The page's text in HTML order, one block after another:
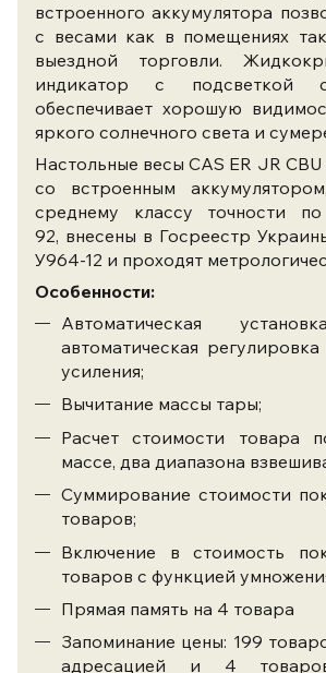
встроенного аккумулятора
с весами как в помещениях
выездной торговли.
индикатор с подсветкой
обеспечивает хорошую
яркого солнечного света и
Настольные весы CAS ER JR CBU
со встроенным
среднему классу точности
92, внесены в Госреестр
У964-12 и проходят
Особенности:
Автоматическая
автоматическая
усиления;
Вычитание массы тары;
Расчет стоимости товара
массе, два диапазона
Суммирование стоимости
товаров;
Включение в стоимость
товаров с функцией
Прямая память на 4 товара
Запоминание цены: 199
адресацией и 4